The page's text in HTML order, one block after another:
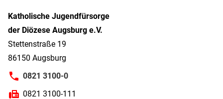
Katholische Jugendfürsorge
der Diözese Augsburg e.V.
Stettenstraße 19
86150 Augsburg
0821 3100-0
0821 3100-111